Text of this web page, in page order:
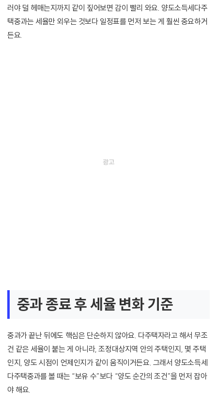
러야 덜 헤매는지까지 같이 짚어보면 감이 빨리 와요. 양도소득세다주
택중과는 세율만 외우는 것보다 일정표를 먼저 보는 게 훨씬 중요하거
든요.
중과 종료 후 세율 변화 기준
중과가 끝난 뒤에도 핵심은 단순하지 않아요. 다주택자라고 해서 무조
건 같은 세율이 붙는 게 아니라, 조정대상지역 안의 주택인지, 몇 주택
인지, 양도 시점이 언제인지가 같이 움직이거든요. 그래서 양도소득세
다주택중과를 볼 때는 “보유 수”보다 “양도 순간의 조건”을 먼저 잡아
야 해요.